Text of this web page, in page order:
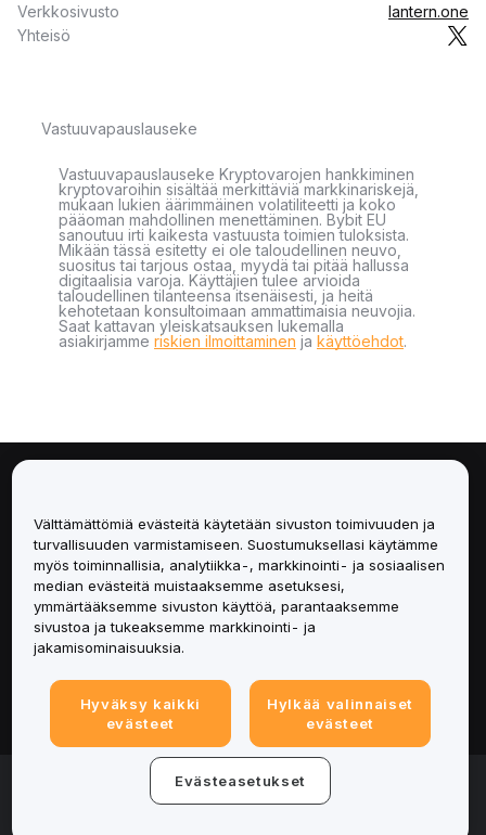
Verkkosivusto
lantern.one
Yhteisö
Vastuuvapauslauseke
Vastuuvapauslauseke Kryptovarojen hankkiminen
kryptovaroihin sisältää merkittäviä markkinariskejä,
mukaan lukien äärimmäinen volatiliteetti ja koko
pääoman mahdollinen menettäminen. Bybit EU
sanoutuu irti kaikesta vastuusta toimien tuloksista.
Mikään tässä esitetty ei ole taloudellinen neuvo,
suositus tai tarjous ostaa, myydä tai pitää hallussa
digitaalisia varoja. Käyttäjien tulee arvioida
taloudellinen tilanteensa itsenäisesti, ja heitä
kehotetaan konsultoimaan ammattimaisia neuvojia.
Saat kattavan yleiskatsauksen lukemalla
asiakirjamme riskien ilmoittaminen ja käyttöehdot.
Palvelut
Tuki
Tuotteet
Lakiasiat
© 2025-2026 Bybit.eu. Kaikki oikeudet pidätetään.
Välttämättömiä evästeitä käytetään sivuston toimivuuden ja
turvallisuuden varmistamiseen. Suostumuksellasi käytämme
myös toiminnallisia, analytiikka-, markkinointi- ja sosiaalisen
median evästeitä muistaaksemme asetuksesi,
ymmärtääksemme sivuston käyttöä, parantaaksemme
sivustoa ja tukeaksemme markkinointi- ja
jakamisominaisuuksia.
Hyväksy kaikki
evästeet
Hylkää valinnaiset
evästeet
Evästeasetukset